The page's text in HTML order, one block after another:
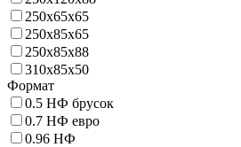
250х65х65
250х85х65
250х85х88
310х85х50
Формат
0.5 НФ брусок
0.7 НФ евро
0.96 НФ